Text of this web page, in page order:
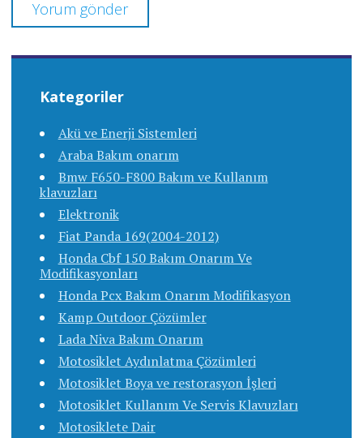
Kategoriler
Akü ve Enerji Sistemleri
Araba Bakım onarım
Bmw F650-F800 Bakım ve Kullanım
klavuzları
Elektronik
Fiat Panda 169(2004-2012)
Honda Cbf 150 Bakım Onarım Ve
Modifikasyonları
Honda Pcx Bakım Onarım Modifikasyon
Kamp Outdoor Çözümler
Lada Niva Bakım Onarım
Motosiklet Aydınlatma Çözümleri
Motosiklet Boya ve restorasyon İşleri
Motosiklet Kullanım Ve Servis Klavuzları
Motosiklete Dair